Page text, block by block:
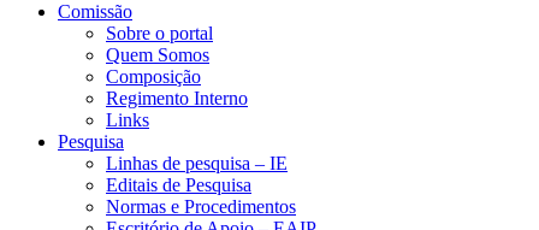
Comissão
Sobre o portal
Quem Somos
Composição
Regimento Interno
Links
Pesquisa
Linhas de pesquisa – IE
Editais de Pesquisa
Normas e Procedimentos